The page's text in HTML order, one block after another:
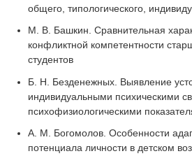
общего, типологического,
М. В. Башкин. Сравнительная
конфликтной компетентности
студентов
Б. Н. Безденежных. Выявление
индивидуальными психическими
психофизиологическими
А. М. Богомолов. Особенности
потенциала личности в детском